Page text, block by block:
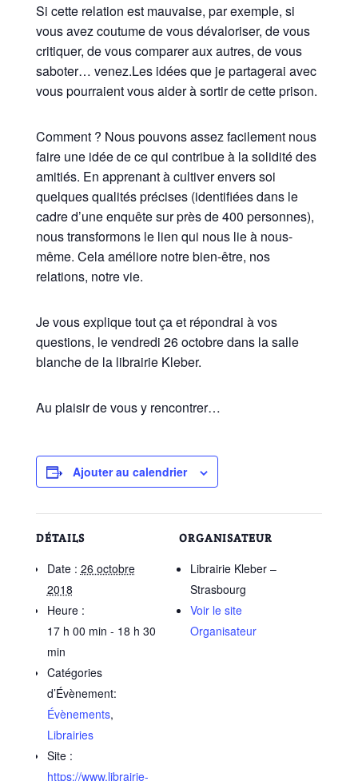
Si cette relation est mauvaise, par exemple, si
vous avez coutume de vous dévaloriser, de vous
critiquer, de vous comparer aux autres, de vous
saboter… venez.Les idées que je partagerai avec
vous pourraient vous aider à sortir de cette prison.
Comment ? Nous pouvons assez facilement nous
faire une idée de ce qui contribue à la solidité des
amitiés. En apprenant à cultiver envers soi
quelques qualités précises (identifiées dans le
cadre d’une enquête sur près de 400 personnes),
nous transformons le lien qui nous lie à nous-
même. Cela améliore notre bien-être, nos
relations, notre vie.
Je vous explique tout ça et répondrai à vos
questions, le vendredi 26 octobre dans la salle
blanche de la librairie Kleber.
Au plaisir de vous y rencontrer…
Ajouter au calendrier
DÉTAILS
Date : 26 octobre
2018
Heure :
17 h 00 min - 18 h 30
min
Catégories
d’Évènement:
Évènements,
Librairies
Site :
https://www.librairie-
ORGANISATEUR
Librairie Kleber –
Strasbourg
Voir le site
Organisateur